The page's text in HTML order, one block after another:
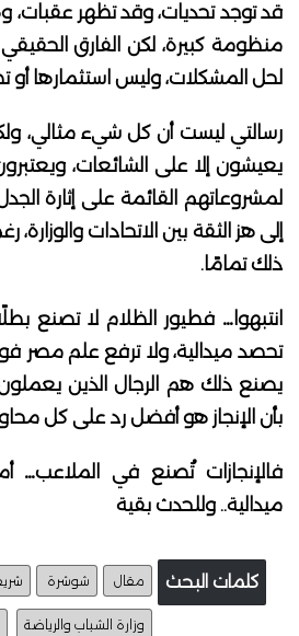
قد توجد تحديات، وقد تظهر
منظومة كبيرة، لكن الفارق
لحل المشكلات، وليس استثمارها أو
رسالتي ليست أن كل شيء مثالي،
يعيشون إلا على الشائعات،
لمشروعاتهم القائمة على إثارة
إلى هز الثقة بين الاتحادات
ذلك تمامًا.
انتبهوا… فطيور الظلام لا تصنع
تحصد ميدالية، ولا ترفع علم مصر
يصنع ذلك هم الرجال الذين
بأن الإنجاز هو أفضل رد على كل
فالإنجازات تُصنع في الملاعب…
ميدالية.. وللحدث بقية
كلمات البحث مقال شوشرة
وزارة الشباب والرياضة